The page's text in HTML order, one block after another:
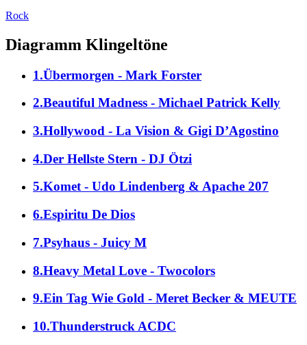
Rock
Diagramm Klingeltöne
1.Übermorgen - Mark Forster
2.Beautiful Madness - Michael Patrick Kelly
3.Hollywood - La Vision & Gigi D’Agostino
4.Der Hellste Stern - DJ Ötzi
5.Komet - Udo Lindenberg & Apache 207
6.Espiritu De Dios
7.Psyhaus - Juicy M
8.Heavy Metal Love - Twocolors
9.Ein Tag Wie Gold - Meret Becker & MEUTE
10.Thunderstruck ACDC